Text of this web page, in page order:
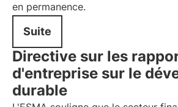
en permanence.
Suite
Directive sur les
d'entreprise sur le
durable